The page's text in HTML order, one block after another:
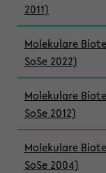
2011)
Molekulare
SoSe 2022)
Molekulare
SoSe 2012)
Molekulare
SoSe 2004)